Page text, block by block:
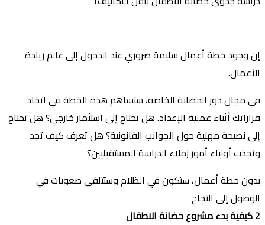
إن وجود خطة أعمال سليمة ضروري عند الدخول إلى عالم ريادة
الأعمال.
في مجال دور الحضانة الخاصة، ستساهم هذه الخطة في اتخاذ
قراراتك أثناء عملية الإعداد. هل تحتاج إلى استثمار خارجي؟ هل تحتاج
إلى نصيحة مهنية حول الجوانب القانونية؟ هل تعرف كيف تجد
وتجذب أولياء أمور زملاء الدراسة المستقبليين؟
بدون خطة أعمال، ستكون في الظلام وستتلقى صعوبات في
الوصول إلى النجاح
2كيفية بدء مشروع حضانة الاطفال